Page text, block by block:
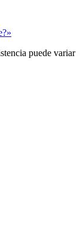
puede variar